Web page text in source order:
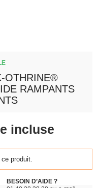
OTHRINE®
RAMPANTS
incluse
produit.
BESOIN D’AIDE ?